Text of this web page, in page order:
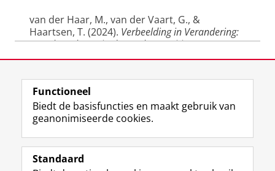
van der Haar, M., van der Vaart, G., &
Haartsen, T. (2024). Verbeelding in Verandering:
De rol van kunst in de rurale transitie.
Rijksuniversiteit Groningen.
2023
Bjarnason, T. , & Haartsen, T. (2024). Closest
family in the household or in the community?
The role of family in residential satisfaction
among intended stayers in Iceland.Population,
Space and Place,30(3), Article e2714.
https://doi.org/10.1002/psp.2714
View this page in:
Volg de RUG
F
a
L
i
R
S
I
n
Y
o
Functioneel
Biedt de basisfuncties en maakt gebruik van
geanonimiseerde cookies.
Standaard